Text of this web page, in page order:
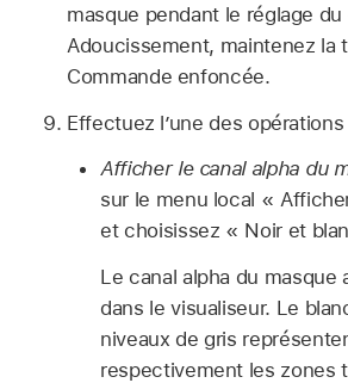
masque pendant le réglage
Adoucissement, maintenez la
Commande enfoncée.
Effectuez l’une des
Afficher le canal alpha du
sur le menu local «
et choisissez « Noir et
Le canal alpha du masque
dans le visualiseur. Le
niveaux de gris
respectivement les zones